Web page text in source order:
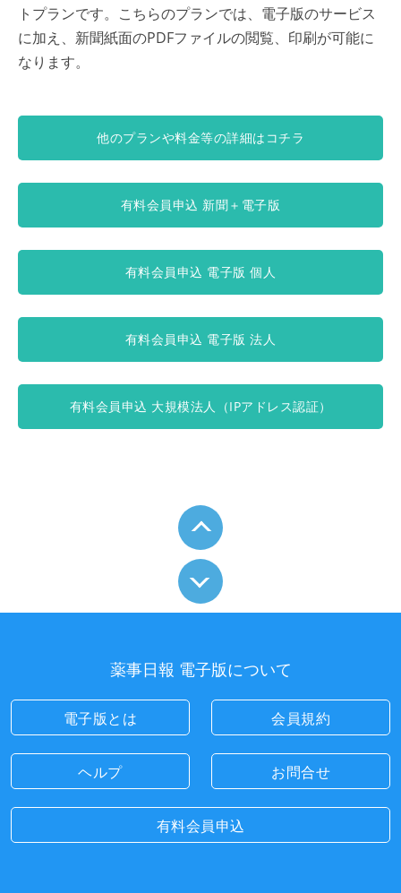
トプランです。こちらのプランでは、電子版のサービス
に加え、新聞紙面のPDFファイルの閲覧、印刷が可能に
なります。
他のプランや料金等の詳細はコチラ
有料会員申込 新聞＋電子版
有料会員申込 電子版 個人
有料会員申込 電子版 法人
有料会員申込 大規模法人（IPアドレス認証）
薬事日報 電子版について
電子版とは 会員規約
ヘルプ お問合せ
有料会員申込